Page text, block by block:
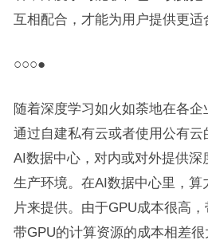
互相配合，才能为用户提供更适
○○○●
随着深度学习如火如荼地在各
通过自建私有云或者使用公有
AI数据中心，对内或对外提供深
生产环境。在AI数据中心里，算
片来提供。由于GPU成本很高
带GPU的计算资源的成本相差